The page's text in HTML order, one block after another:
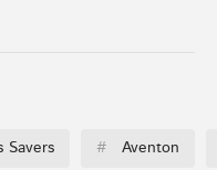
Savers # Aventon